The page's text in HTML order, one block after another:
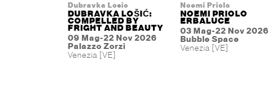
Dubravka Losic
DUBRAVKA LOŠIĆ:
COMPELLED BY
FRIGHT AND BEAUTY
09 Mag-22 Nov 2026
Palazzo Zorzi
Venezia [VE]
Noemi Priolo
NOEMI PRIOLO
ERBALUCE
03 Mag-22 Nov 2026
Bubble Space
Venezia [VE]